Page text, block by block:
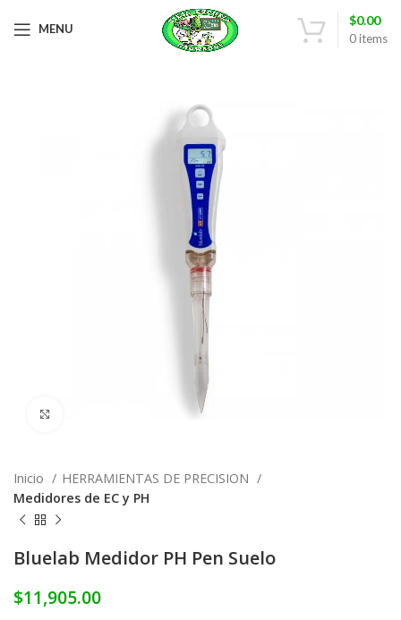
MENU
0items
$0.00
Inicio
HERRAMIENTAS DE PRECISION
Medidores de EC y PH
Bluelab Medidor PH Pen Suelo
$11,905.00